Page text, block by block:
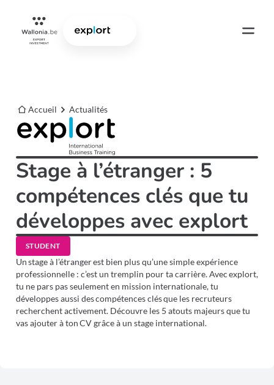
Accueil Actualités
Stage à l’étranger : 5
compétences clés que tu
développes avec explort
STUDENT
Un stage à l’étranger est bien plus qu’une simple expérience
professionnelle : c’est un tremplin pour ta carrière. Avec explort,
tu ne pars pas seulement en mission internationale, tu
développes aussi des compétences clés que les recruteurs
recherchent activement. Découvre les 5 atouts majeurs que tu
vas ajouter à ton CV grâce à un stage international.